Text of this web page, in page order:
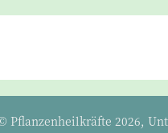
Pflanzenheilkräfte 2026,